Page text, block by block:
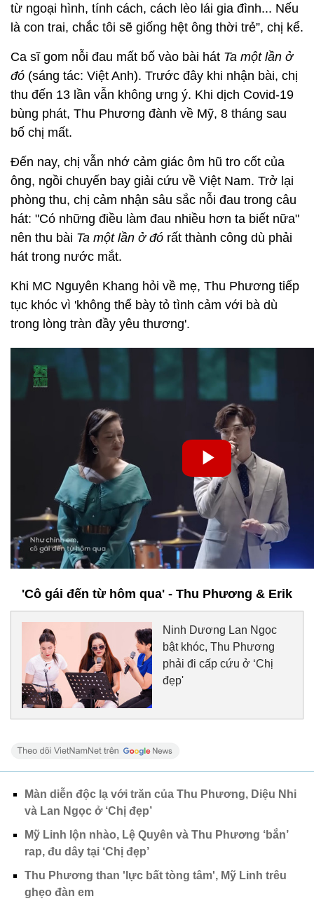
từ ngoại hình, tính cách, cách lèo lái gia đình... Nếu
là con trai, chắc tôi sẽ giống hệt ông thời trẻ”, chị kể.
Ca sĩ gom nỗi đau mất bố vào bài hát Ta một lần ở
đó (sáng tác: Việt Anh). Trước đây khi nhận bài, chị
thu đến 13 lần vẫn không ưng ý. Khi dịch Covid-19
bùng phát, Thu Phương đành về Mỹ, 8 tháng sau
bố chị mất.
Đến nay, chị vẫn nhớ cảm giác ôm hũ tro cốt của
ông, ngồi chuyến bay giải cứu về Việt Nam. Trở lại
phòng thu, chị cảm nhận sâu sắc nỗi đau trong câu
hát: "Có những điều làm đau nhiều hơn ta biết nữa"
nên thu bài Ta một lần ở đó rất thành công dù phải
hát trong nước mắt.
Khi MC Nguyên Khang hỏi về mẹ, Thu Phương tiếp
tục khóc vì 'không thể bày tỏ tình cảm với bà dù
trong lòng tràn đầy yêu thương'.
'Cô gái đến từ hôm qua' - Thu Phương & Erik
Ninh Dương Lan Ngọc
bật khóc, Thu Phương
phải đi cấp cứu ở ‘Chị
đẹp'
Màn diễn độc lạ với trăn của Thu Phương, Diệu Nhi
và Lan Ngọc ở ‘Chị đẹp’
Mỹ Linh lộn nhào, Lệ Quyên và Thu Phương ‘bắn’
rap, đu dây tại ‘Chị đẹp’
Thu Phương than 'lực bất tòng tâm', Mỹ Linh trêu
ghẹo đàn em